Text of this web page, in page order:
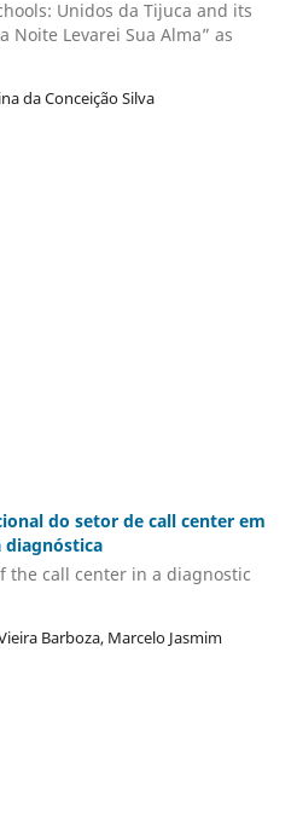
Unidos da Tijuca and its
Noite Levarei Sua Alma” as
da Conceição Silva
do setor de call center em
diagnóstica
the call center in a diagnostic
Barboza, Marcelo Jasmim